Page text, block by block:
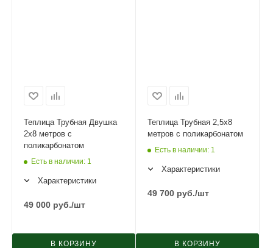
Теплица Трубная Двушка
2х8 метров с
поликарбонатом
Есть в наличии: 1
Характеристики
49 000 руб./шт
В КОРЗИНУ
Теплица Трубная 2,5х8
метров с поликарбонатом
Есть в наличии: 1
Характеристики
49 700 руб./шт
В КОРЗИНУ